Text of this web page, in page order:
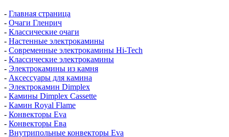
- Главная страница
- Очаги Гленрич
- Классические очаги
- Настенные электрокамины
- Современные электрокамины Hi-Tech
- Классические электрокамины
- Электрокамины из камня
- Аксессуары для камина
- Электрокамин Dimplex
- Камины Dimplex Cassette
- Камин Royal Flame
- Конвекторы Eva
- Конвекторы Ева
- Внутрипольные конвекторы Eva